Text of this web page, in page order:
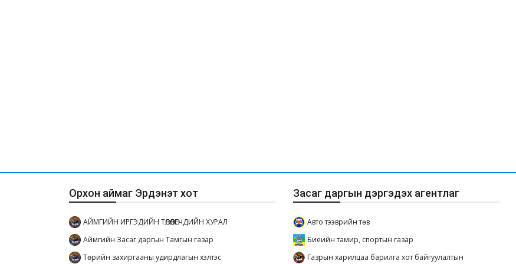
Орхон аймаг Эрдэнэт хот
АЙМГИЙН ИРГЭДИЙН ТӨЛӨӨЛӨГЧДИЙН ХУРАЛ
Аймгийн Засаг даргын Тамгын газар
Төрийн захиргааны удирдлагын хэлтэс
Засаг даргын дэргэдэх агентлаг
Авто тээврийн төв
Биеийн тамир, спортын газар
Газрын харилцаа барилга хот байгуулалтын